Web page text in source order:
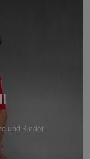
und Kinder.